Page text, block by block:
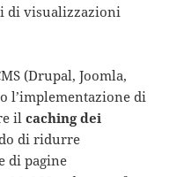
di visualizzazioni
(Drupal, Joomla,
l’implementazione di
ilcaching dei
di ridurre
di pagine